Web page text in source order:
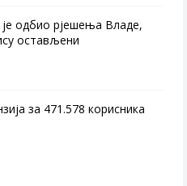
одбио рјешења Владе,
остављени
за 471.578 корисника